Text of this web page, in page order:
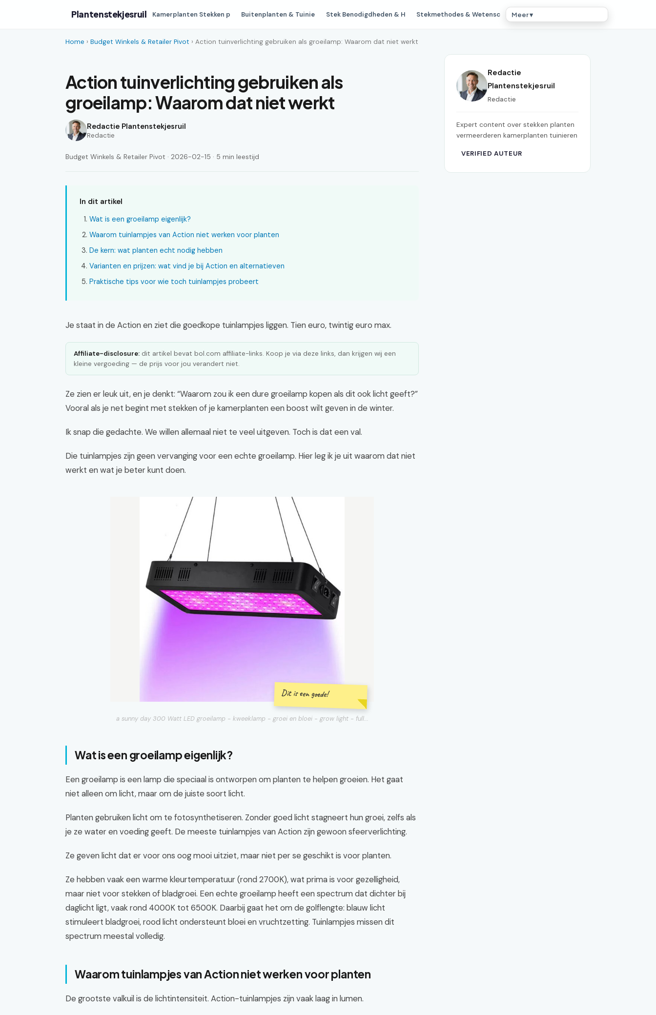
Plantenstekjesruil Kamerplanten Stekken p Buitenplanten & Tuinie Stek Benodigdheden & H Stekmethodes & Wetensc Meer ▾
Home › Budget Winkels & Retailer Pivot › Action tuinverlichting gebruiken als groeilamp: Waarom dat niet werkt
Action tuinverlichting gebruiken als
groeilamp: Waarom dat niet werkt
Redactie Plantenstekjesruil
Redactie
Budget Winkels & Retailer Pivot · 2026-02-15 · 5 min leestijd
In dit artikel
Wat is een groeilamp eigenlijk?
Waarom tuinlampjes van Action niet werken voor planten
De kern: wat planten echt nodig hebben
Varianten en prijzen: wat vind je bij Action en alternatieven
Praktische tips voor wie toch tuinlampjes probeert
Je staat in de Action en ziet die goedkope tuinlampjes liggen. Tien euro, twintig euro max.
Affiliate-disclosure: dit artikel bevat bol.com affiliate-links. Koop je via deze links, dan krijgen wij een
kleine vergoeding — de prijs voor jou verandert niet.
Ze zien er leuk uit, en je denkt: “Waarom zou ik een dure groeilamp kopen als dit ook licht geeft?”
Vooral als je net begint met stekken of je kamerplanten een boost wilt geven in de winter.
Ik snap die gedachte. We willen allemaal niet te veel uitgeven. Toch is dat een val.
Die tuinlampjes zijn geen vervanging voor een echte groeilamp. Hier leg ik je uit waarom dat niet
werkt en wat je beter kunt doen.
Dit is een goede!
a sunny day 300 Watt LED groeilamp - kweeklamp - groei en bloei - grow light - full...
Wat is een groeilamp eigenlijk?
Een groeilamp is een lamp die speciaal is ontworpen om planten te helpen groeien. Het gaat
niet alleen om licht, maar om de juiste soort licht.
Planten gebruiken licht om te fotosynthetiseren. Zonder goed licht stagneert hun groei, zelfs als
je ze water en voeding geeft. De meeste tuinlampjes van Action zijn gewoon sfeerverlichting.
Ze geven licht dat er voor ons oog mooi uitziet, maar niet per se geschikt is voor planten.
Ze hebben vaak een warme kleurtemperatuur (rond 2700K), wat prima is voor gezelligheid,
maar niet voor stekken of bladgroei. Een echte groeilamp heeft een spectrum dat dichter bij
daglicht ligt, vaak rond 4000K tot 6500K. Daarbij gaat het om de golflengte: blauw licht
stimuleert bladgroei, rood licht ondersteunt bloei en vruchtzetting. Tuinlampjes missen dit
spectrum meestal volledig.
Waarom tuinlampjes van Action niet werken voor planten
De grootste valkuil is de lichtintensiteit. Action-tuinlampjes zijn vaak laag in lumen.
Redactie
Plantenstekjesruil
Redactie
Expert content over stekken planten
vermeerderen kamerplanten tuinieren
VERIFIED AUTEUR